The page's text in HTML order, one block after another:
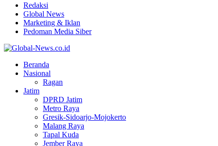
Redaksi
Global News
Marketing & Iklan
Pedoman Media Siber
Beranda
Nasional
Ragan
Jatim
DPRD Jatim
Metro Raya
Gresik-Sidoarjo-Mojokerto
Malang Raya
Tapal Kuda
Jember Raya